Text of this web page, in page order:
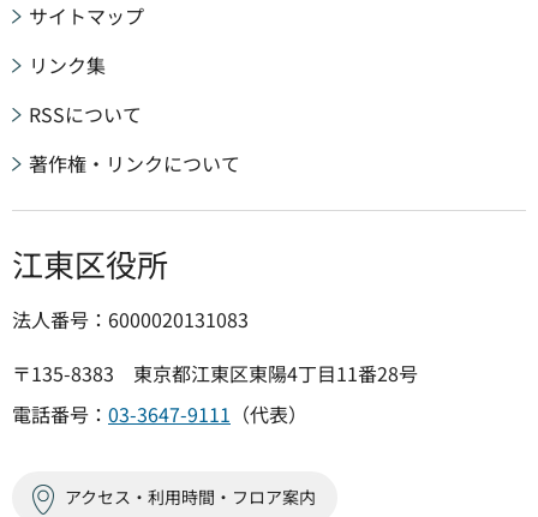
サイトマップ
リンク集
RSSについて
著作権・リンクについて
江東区役所
法人番号：6000020131083
〒135-8383 東京都江東区東陽4丁目11番28号
電話番号： 03-3647-9111 （代表）
アクセス・利用時間・フロア案内